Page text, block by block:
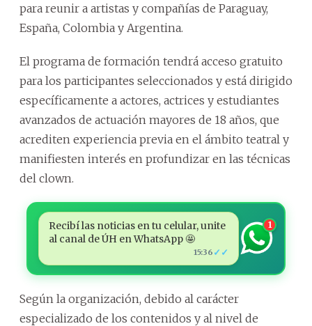
para reunir a artistas y compañías de Paraguay,
España, Colombia y Argentina.
El programa de formación tendrá acceso gratuito
para los participantes seleccionados y está dirigido
específicamente a actores, actrices y estudiantes
avanzados de actuación mayores de 18 años, que
acrediten experiencia previa en el ámbito teatral y
manifiesten interés en profundizar en las técnicas
del clown.
Recibí las noticias en tu celular, unite
al canal de ÚH en WhatsApp 🤩
15:36 ✓✓
1
Según la organización, debido al carácter
especializado de los contenidos y al nivel de